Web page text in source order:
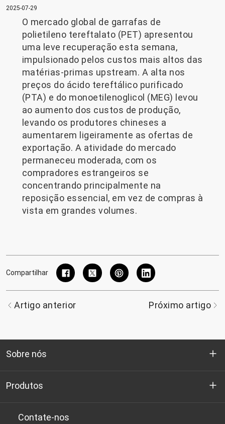
2025-07-29
O mercado global de garrafas de
polietileno tereftalato (PET) apresentou
uma leve recuperação esta semana,
impulsionado pelos custos mais altos das
matérias-primas upstream. A alta nos
preços do ácido tereftálico purificado
(PTA) e do monoetilenoglicol (MEG) levou
ao aumento dos custos de produção,
levando os produtores chineses a
aumentarem ligeiramente as ofertas de
exportação. A atividade do mercado
permaneceu moderada, com os
compradores estrangeiros se
concentrando principalmente na
reposição essencial, em vez de compras à
vista em grandes volumes.
Compartilhar
Artigo anterior Próximo artigo
Sobre nós
Quem somos
P&D
Produtos
Chips de PET de qualidade para garrafas
Contate-nos